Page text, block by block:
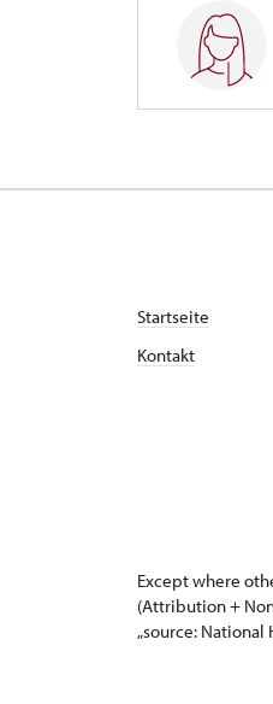
Startseite
Kontakt
Except where
(Attribution +
„source: National